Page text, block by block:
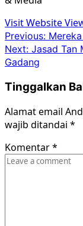
Visit Website
Post
navigation
Previous:
Next: Jasad Tan
Gadang
Tinggalkan
Alamat email
wajib ditandai *
Komentar*